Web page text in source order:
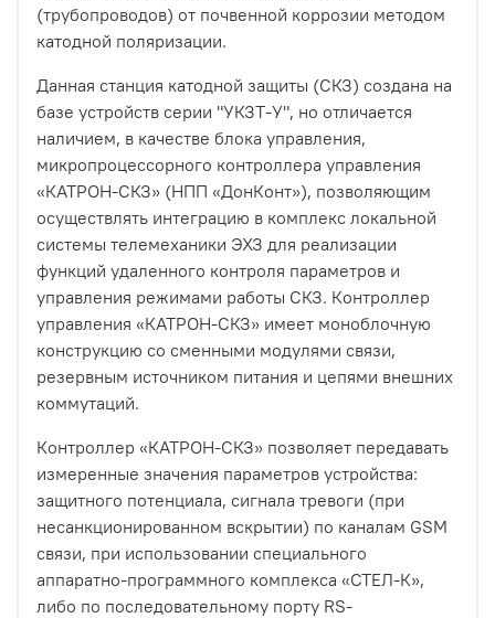
(трубопроводов) от почвенной коррозии методом
катодной поляризации.
Данная станция катодной защиты (СКЗ) создана на
базе устройств серии "УКЗТ-У", но отличается
наличием, в качестве блока управления,
микропроцессорного контроллера управления
«КАТРОН-СКЗ» (НПП «ДонКонт»), позволяющим
осуществлять интеграцию в комплекс локальной
системы телемеханики ЭХЗ для реализации
функций удаленного контроля параметров и
управления режимами работы СКЗ. Контроллер
управления «КАТРОН-СКЗ» имеет моноблочную
конструкцию со сменными модулями связи,
резервным источником питания и цепями внешних
коммутаций.
Контроллер «КАТРОН-СКЗ» позволяет передавать
измеренные значения параметров устройства:
защитного потенциала, сигнала тревоги (при
несанкционированном вскрытии) по каналам GSM
связи, при использовании специального
аппаратно-программного комплекса «СТЕЛ-К»,
либо по последовательному порту RS-